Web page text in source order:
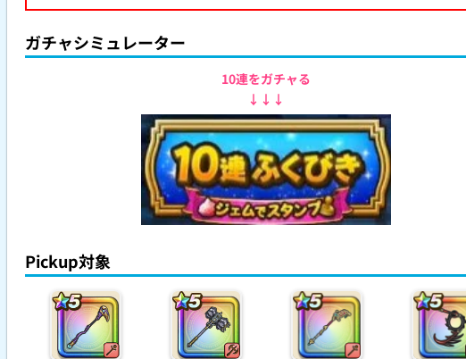
ガチャシミュレーター
10連をガチャる
↓↓↓
Pickup対象